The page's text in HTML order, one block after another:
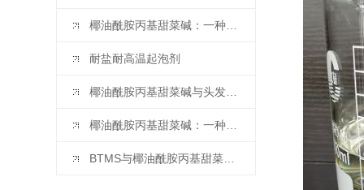
椰油酰胺丙基甜菜碱：一种环境友好型表面活性剂的崭新选择
耐盐耐高温起泡剂
椰油酰胺丙基甜菜碱与头发健康的关系探析
椰油酰胺丙基甜菜碱：一种天然皮肤保湿剂的研究进展
BTMS与椰油酰胺丙基甜菜碱：比较两种常用表面活性剂